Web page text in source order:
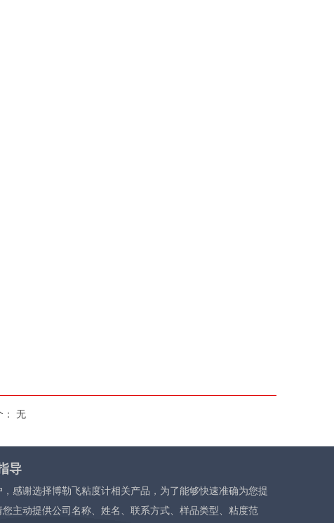
无
导
感谢选择博勒飞粘度计相关产品，为了能够快速准确为您提
主动提供公司名称、姓名、联系方式、样品类型、粘度范